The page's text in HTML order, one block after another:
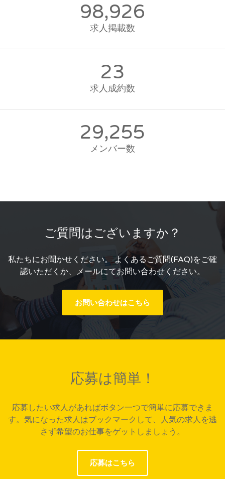
98,926
求人掲載数
23
求人成約数
29,255
メンバー数
ご質問はございますか？
私たちにお聞かせください。 よくあるご質問(FAQ)をご確
認いただくか、メールにてお問い合わせください。
お問い合わせはこちら
応募は簡単！
応募したい求人があればボタン一つで簡単に応募できま
す。気になった求人はブックマークして、人気の求人を逃
さず希望のお仕事をゲットしましょう。
応募はこちら